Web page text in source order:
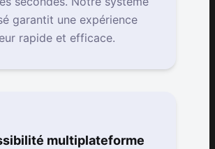
garantit une expérience
rapide et efficace.
multiplateforme